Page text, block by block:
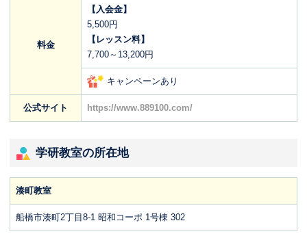
料金
【入会金】
5,500円
【レッスン料】
7,700～13,200円
キャンペーンあり
公式サイト https://www.889100.com/
学研教室の所在地
湊町教室
船橋市湊町2丁目8-1 昭和コーポ 1号棟 302